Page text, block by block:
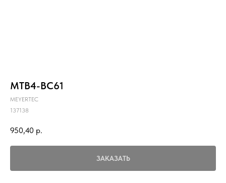
MTB4-BC61
MEYERTEC
137138
950,40 р.
ЗАКАЗАТЬ